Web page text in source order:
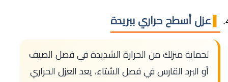
عزل أسطح حراري ببريدة
لحماية منزلك من الحرارة الشديدة في فصل الصيف
أو البرد القارس في فصل الشتاء، يعد العزل الحراري